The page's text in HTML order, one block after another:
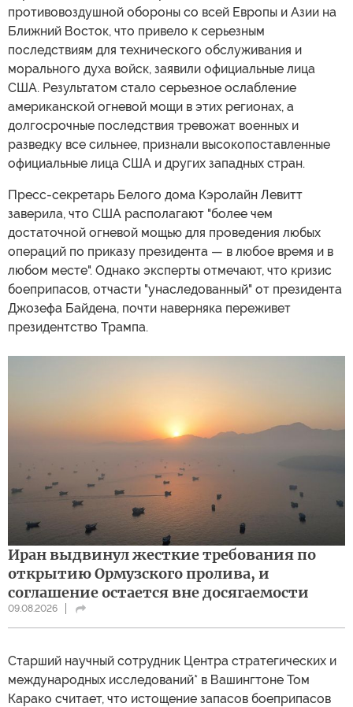
противовоздушной обороны со всей Европы и Азии на
Ближний Восток, что привело к серьезным
последствиям для технического обслуживания и
морального духа войск, заявили официальные лица
США. Результатом стало серьезное ослабление
американской огневой мощи в этих регионах, а
долгосрочные последствия тревожат военных и
разведку все сильнее, признали высокопоставленные
официальные лица США и других западных стран.
Пресс-секретарь Белого дома Кэролайн Левитт
заверила, что США располагают "более чем
достаточной огневой мощью для проведения любых
операций по приказу президента — в любое время и в
любом месте". Однако эксперты отмечают, что кризис
боеприпасов, отчасти "унаследованный" от президента
Джозефа Байдена, почти наверняка переживет
президентство Трампа.
Иран выдвинул жесткие требования по
открытию Ормузского пролива, и
соглашение остается вне досягаемости
09.08.2026
Cтарший научный сотрудник Центра стратегических и
международных исследований* в Вашингтоне Том
Карако считает, что истощение запасов боеприпасов